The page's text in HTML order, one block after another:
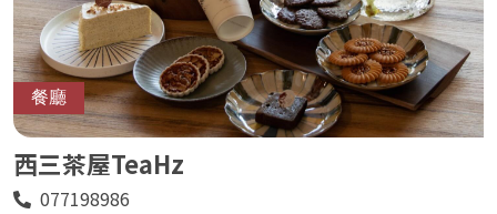
餐廳
西三茶屋TeaHz
電
077198986